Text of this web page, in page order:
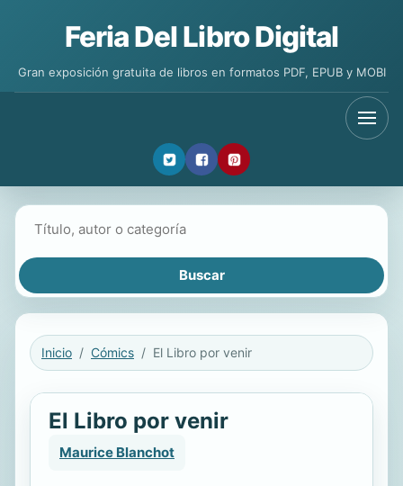
Feria Del Libro Digital
Gran exposición gratuita de libros en formatos PDF, EPUB y MOBI
Inicio Cómics El Libro por venir
El Libro por venir
Maurice Blanchot